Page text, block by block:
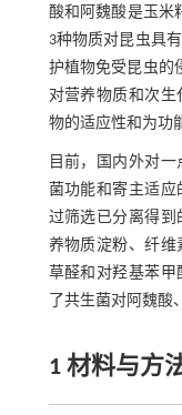
酸和阿魏酸是玉米
3种物质对昆虫具
护植物免受昆虫的
对营养物质和次
物的适应性和为功
目前，国内外对
菌功能和寄主适
过筛选已分离得到
养物质淀粉、纤
草醛和对羟基苯甲
了共生菌对阿魏酸
1 材料与方